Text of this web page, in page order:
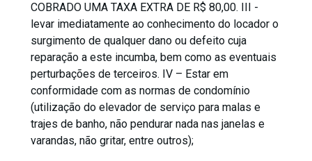
COBRADO UMA TAXA EXTRA DE R$ 80,00. III -
levar imediatamente ao conhecimento do locador o
surgimento de qualquer dano ou defeito cuja
reparação a este incumba, bem como as eventuais
perturbações de terceiros. IV – Estar em
conformidade com as normas de condomínio
(utilização do elevador de serviço para malas e
trajes de banho, não pendurar nada nas janelas e
varandas, não gritar, entre outros);